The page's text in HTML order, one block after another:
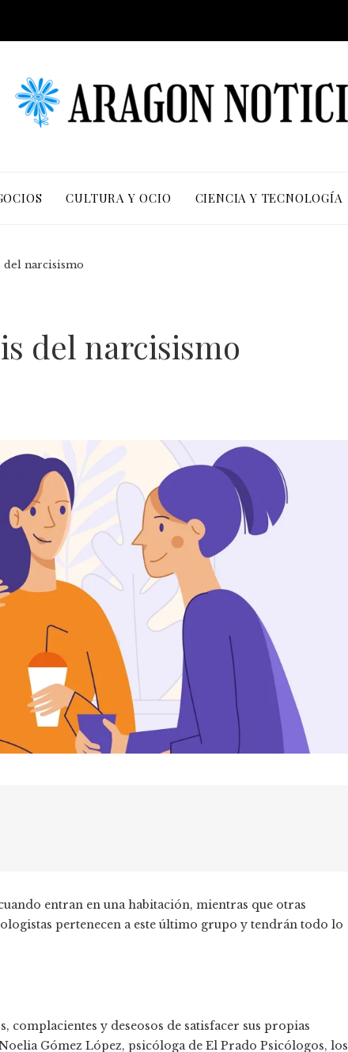
CULTURA Y OCIO CIENCIA Y TECNOLOGÍA
del narcisismo
del narcisismo
entran en una habitación, mientras que otras
pertenecen a este último grupo y tendrán todo lo
complacientes y deseosos de satisfacer sus propias
Gómez López, psicóloga de El Prado Psicólogos, los